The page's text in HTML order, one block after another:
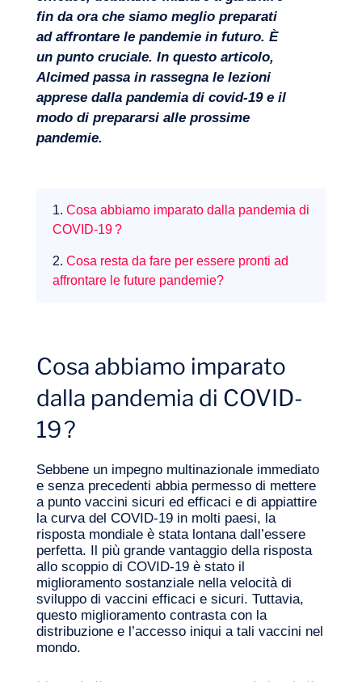
fin da ora che siamo meglio preparati
ad affrontare le pandemie in futuro. È
un punto cruciale. In questo articolo,
Alcimed passa in rassegna le lezioni
apprese dalla pandemia di covid‑19 e il
modo di prepararsi alle prossime
pandemie.
1. Cosa abbiamo imparato dalla pandemia di
COVID-19 ?
2. Cosa resta da fare per essere pronti ad
affrontare le future pandemie?
Cosa abbiamo imparato
dalla pandemia di COVID-
19 ?
Sebbene un impegno multinazionale immediato
e senza precedenti abbia permesso di mettere
a punto vaccini sicuri ed efficaci e di appiattire
la curva del COVID‑19 in molti paesi, la
risposta mondiale è stata lontana dall’essere
perfetta. Il più grande vantaggio della risposta
allo scoppio di COVID‑19 è stato il
miglioramento sostanziale nella velocità di
sviluppo di vaccini efficaci e sicuri. Tuttavia,
questo miglioramento contrasta con la
distribuzione e l’accesso iniqui a tali vaccini nel
mondo.